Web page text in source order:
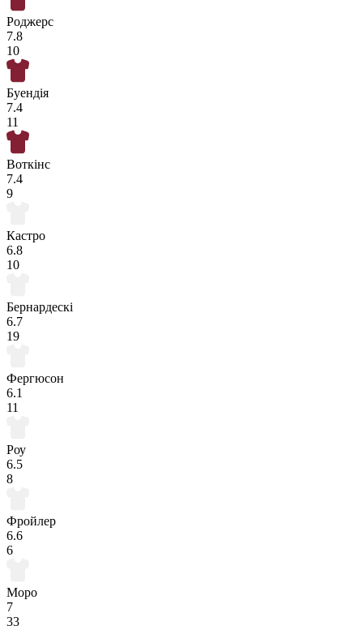
Роджерс
7.8
10
Буендія
7.4
11
Воткінс
7.4
9
Кастро
6.8
10
Бернардескі
6.7
19
Фергюсон
6.1
11
Роу
6.5
8
Фройлер
6.6
6
Моро
7
33